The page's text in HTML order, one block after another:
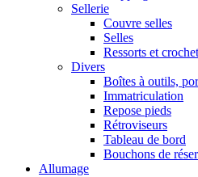
Sellerie
Couvre selles
Selles
Ressorts et
Divers
Boîtes à outils,
Immatriculation
Repose pieds
Rétroviseurs
Tableau de bord
Bouchons de
Allumage